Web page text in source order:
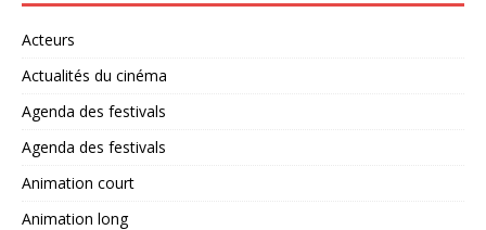
Acteurs
Actualités du cinéma
Agenda des festivals
Agenda des festivals
Animation court
Animation long